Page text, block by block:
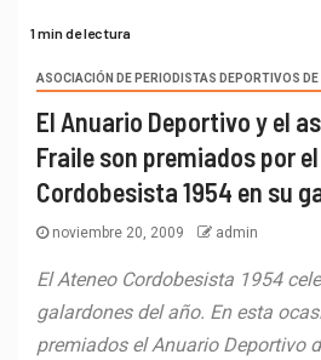
1 min de lectura
ASOCIACIÓN DE PERIODISTAS DEPORTIVOS DE
El Anuario Deportivo y el
Fraile son premiados por
Cordobesista 1954 en su
noviembre 20, 2009 admin
El Ateneo Cordobesista 1954
galardones del año. En esta
premiados el Anuario Deportivo